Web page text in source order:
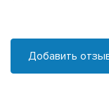
Добавить